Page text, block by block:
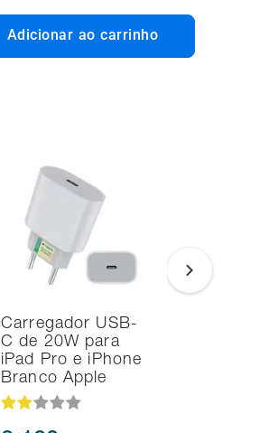
Adicionar ao carrinho
Carregador USB-
C de 20W para
iPad Pro e iPhone
Branco Apple